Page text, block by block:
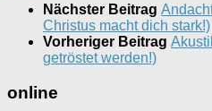
Nächster Beitrag
Christus macht dich stark!)
Vorheriger Beitrag
getröstet werden!)
online